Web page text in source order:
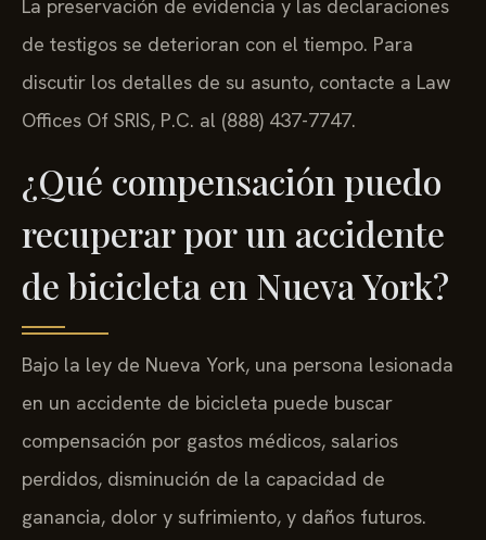
La preservación de evidencia y las declaraciones
de testigos se deterioran con el tiempo. Para
discutir los detalles de su asunto, contacte a Law
Offices Of SRIS, P.C. al (888) 437-7747.
¿Qué compensación puedo
recuperar por un accidente
de bicicleta en Nueva York?
Bajo la ley de Nueva York, una persona lesionada
en un accidente de bicicleta puede buscar
compensación por gastos médicos, salarios
perdidos, disminución de la capacidad de
ganancia, dolor y sufrimiento, y daños futuros.